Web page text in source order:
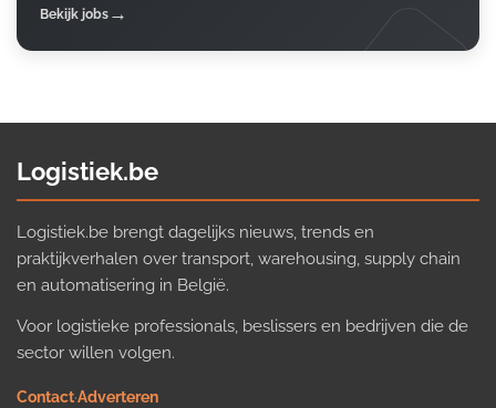
Bekijk jobs
Logistiek.be
Logistiek.be brengt dagelijks nieuws, trends en
praktijkverhalen over transport, warehousing, supply chain
en automatisering in België.
Voor logistieke professionals, beslissers en bedrijven die de
sector willen volgen.
Contact·Adverteren